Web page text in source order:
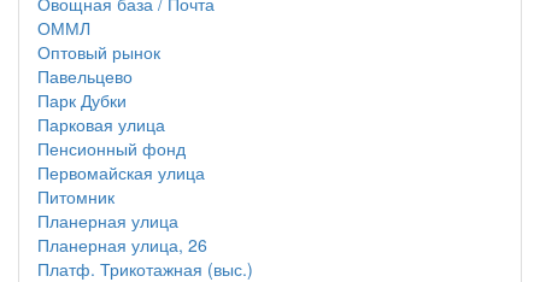
ОММЛ
Оптовый рынок
Павельцево
Парк Дубки
Парковая улица
Пенсионный фонд
Первомайская улица
Питомник
Планерная улица
Планерная улица, 26
Платф. Трикотажная (выс.)